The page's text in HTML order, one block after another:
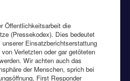
Öffentlichkeitsarbeit die
(Pressekodex). Dies bedeutet
Einsatzberichtserstattung
Verletzten oder gar getöteten
Wir achten auch das
der Menschen, sprich bei
First Responder